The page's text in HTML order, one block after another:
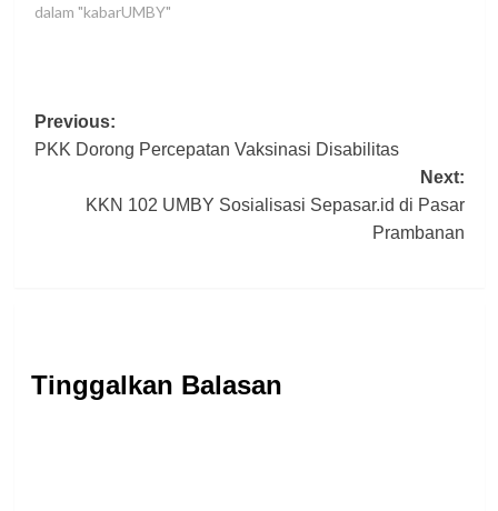
dalam "kabarUMBY"
Post
navigation
Previous:
PKK Dorong Percepatan Vaksinasi Disabilitas
Next:
KKN 102 UMBY Sosialisasi Sepasar.id di Pasar
Prambanan
Tinggalkan Balasan